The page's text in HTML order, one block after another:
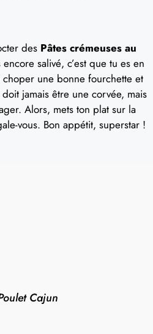
des Pâtes crémeuses au
encore salivé, c’est que tu es en
une bonne fourchette et
jamais être une corvée, mais
Alors, mets ton plat sur la
vous. Bon appétit, superstar !
Cajun